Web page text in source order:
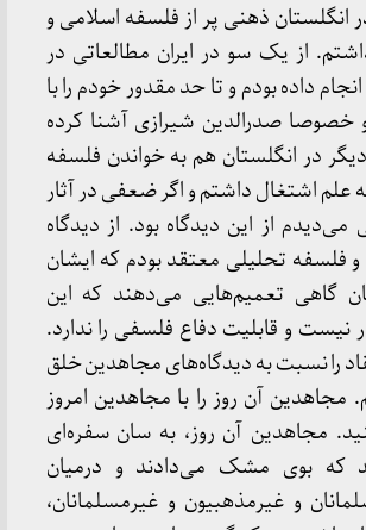
انگلستان ذهنی پر از فلسفه اسلامی و
از یک سو در ایران مطالعاتی در
داده بودم و تا حد مقدور خودم را با
خصوصا صدرالدین شیرازی آشنا کرده
در انگلستان هم به خواندن فلسفه
علم اشتغال داشتم و اگر ضعفی در آثار
از این دیدگاه بود. از دیدگاه
فلسفه تحلیلی معتقد بودم که ایشان
گاهی تعمیم‌هایی می‌دهند که این
نیست و قابلیت دفاع فلسفی را ندارد.
را نسبت به دیدگاه‌های مجاهدین خلق
مجاهدین آن روز را با مجاهدین امروز
مجاهدین آن روز، به سان سفره‌ای
که بوی مشک می‌دادند و درمیان
و غیرمذهبیون و غیرمسلمانان،